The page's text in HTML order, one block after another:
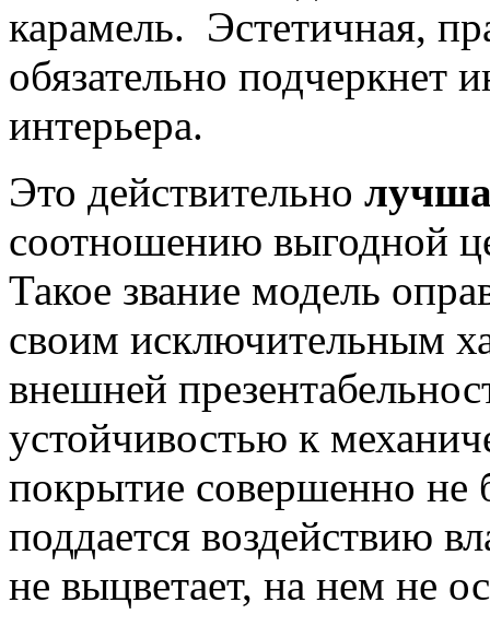
карамель. Эстетичная,
обязательно подчеркнет
интерьера.
Это действительно
соотношению выгодной
Такое звание модель
своим исключительным
внешней
устойчивостью к
покрытие совершенно не
поддается воздействию
не выцветает, на нем не